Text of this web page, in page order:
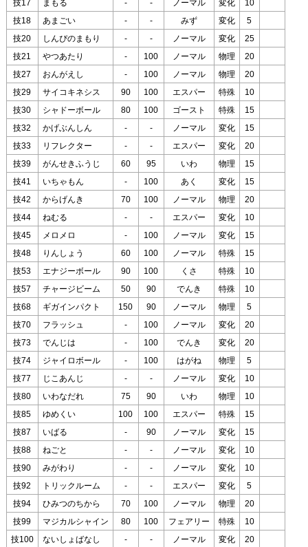
技17 まもる - - ノーマル 変化 10
技18 あまごい - - みず 変化 5
技20 しんぴのまもり - - ノーマル 変化 25
技21 やつあたり - 100 ノーマル 物理 20
技27 おんがえし - 100 ノーマル 物理 20
技29 サイコキネシス 90 100 エスパー 特殊 10
技30 シャドーボール 80 100 ゴースト 特殊 15
技32 かげぶんしん - - ノーマル 変化 15
技33 リフレクター - - エスパー 変化 20
技39 がんせきふうじ 60 95 いわ 物理 15
技41 いちゃもん - 100 あく 変化 15
技42 からげんき 70 100 ノーマル 物理 20
技44 ねむる - - エスパー 変化 10
技45 メロメロ - 100 ノーマル 変化 15
技48 りんしょう 60 100 ノーマル 特殊 15
技53 エナジーボール 90 100 くさ 特殊 10
技57 チャージビーム 50 90 でんき 特殊 10
技68 ギガインパクト 150 90 ノーマル 物理 5
技70 フラッシュ - 100 ノーマル 変化 20
技73 でんじは - 100 でんき 変化 20
技74 ジャイロボール - 100 はがね 物理 5
技77 じこあんじ - - ノーマル 変化 10
技80 いわなだれ 75 90 いわ 物理 10
技85 ゆめくい 100 100 エスパー 特殊 15
技87 いばる - 90 ノーマル 変化 15
技88 ねごと - - ノーマル 変化 10
技90 みがわり - - ノーマル 変化 10
技92 トリックルーム - - エスパー 変化 5
技94 ひみつのちから 70 100 ノーマル 物理 20
技99 マジカルシャイン 80 100 フェアリー 特殊 10
技100 ないしょばなし - - ノーマル 変化 20